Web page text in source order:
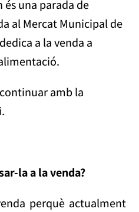
és una parada de
al Mercat Municipal de
a la venda a
amb la
la a la venda?
perquè actualment